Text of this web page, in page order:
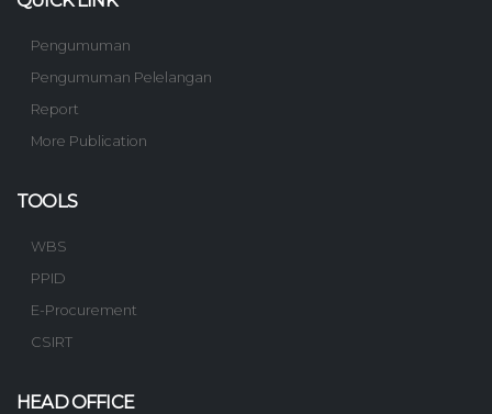
Pengumuman
Pengumuman Pelelangan
Report
More Publication
TOOLS
WBS
PPID
E-Procurement
CSIRT
HEAD OFFICE